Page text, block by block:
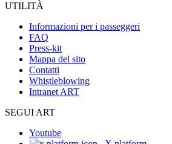
UTILITÀ
Informazioni per i passeggeri
FAQ
Press-kit
Mappa del sito
Contatti
Whistleblowing
Intranet ART
SEGUI ART
Youtube